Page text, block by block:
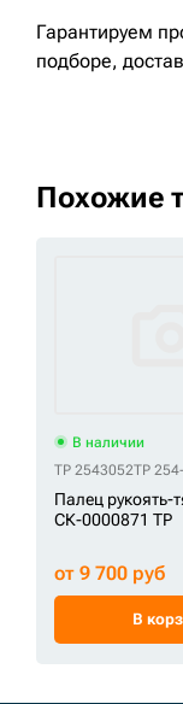
Гарантируем
подборе,
Похожие
В наличии
TP 2543052TP
Палец рукоять-
СК-0000871 TP
от 9 700 руб
В